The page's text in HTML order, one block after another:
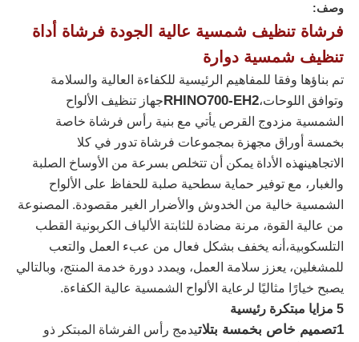
منزل
المنتجات
أشرطة فيديو
وصف:
فرشاة تنظيف شمسية عالية الجودة فرشاة أداة
تنظيف شمسية دوارة
تم بناؤها وفقا للمفاهيم الرئيسية للكفاءة العالية والسلامة
وتوافق اللوحات،RHINO700-EH2جهاز تنظيف الألواح
الشمسية مزدوج القرص يأتي مع بنية رأس فرشاة خاصة
بخمسة أوراق مجهزة بمجموعات فرشاة تدور في كلا
الاتجاهينهذه الأداة يمكن أن تتخلص بسرعة من الأوساخ الصلبة
والغبار، مع توفير حماية سطحية صلبة للحفاظ على الألواح
الشمسية خالية من الخدوش والأضرار الغير مقصودة. المصنوعة
من عالية القوة، مرنة مضادة للثابتة الألياف الكربونية القطب
التلسكوبية،أنه يخفف بشكل فعال من عبء العمل والتعب
للمشغلين، يعزز سلامة العمل، ويمدد دورة خدمة المنتج، وبالتالي
يصبح خيارًا مثاليًا لرعاية الألواح الشمسية عالية الكفاءة.
5 مزايا مبتكرة رئيسية
1تصميم خاص بخمسة بتلات
يدمج رأس الفرشاة المبتكر ذو